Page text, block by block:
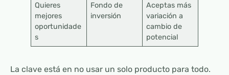
Quieres
mejores
oportunidade
s
Fondo de
inversión
Aceptas más
variación a
cambio de
potencial
La clave está en no usar un solo producto para todo.